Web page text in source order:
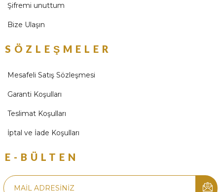
Şifremi unuttum
Bize Ulaşın
SÖZLEŞMELER
Mesafeli Satış Sözleşmesi
Garanti Koşulları
Teslimat Koşulları
İptal ve İade Koşulları
E-BÜLTEN